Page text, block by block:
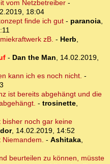
vom Netzbetreiber-
18:04
finde ich gut- paranoia,
zB. - Herb,
- Dan the Man, 14.02.2019,
kann ich es noch nicht. -
ist bereits abgehängt und die
- trosinette,
bisher noch gar keine
, 14.02.2019, 14:52
Niemandem. - Ashitaka,
beurteilen zu können, müsste